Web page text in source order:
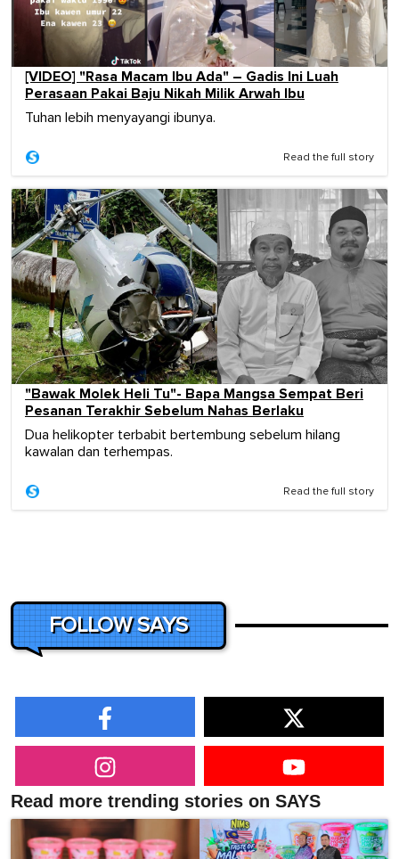
[VIDEO] "Rasa Macam Ibu Ada" – Gadis Ini Luah
Perasaan Pakai Baju Nikah Milik Arwah Ibu
Tuhan lebih menyayangi ibunya.
Read the full story
"Bawak Molek Heli Tu"- Bapa Mangsa Sempat Beri
Pesanan Terakhir Sebelum Nahas Berlaku
Dua helikopter terbabit bertembung sebelum hilang
kawalan dan terhempas.
Read the full story
FOLLOW SAYS
Read more trending stories on SAYS